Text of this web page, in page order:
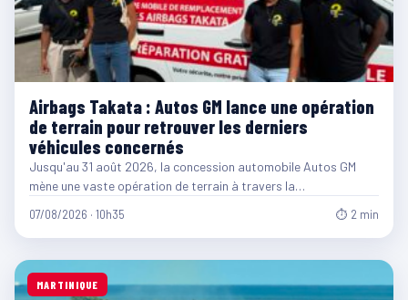
Airbags Takata : Autos GM lance une opération
de terrain pour retrouver les derniers
véhicules concernés
Jusqu'au 31 août 2026, la concession automobile Autos GM
mène une vaste opération de terrain à travers la…
07/08/2026 · 10h35 ⏱ 2 min
MARTINIQUE